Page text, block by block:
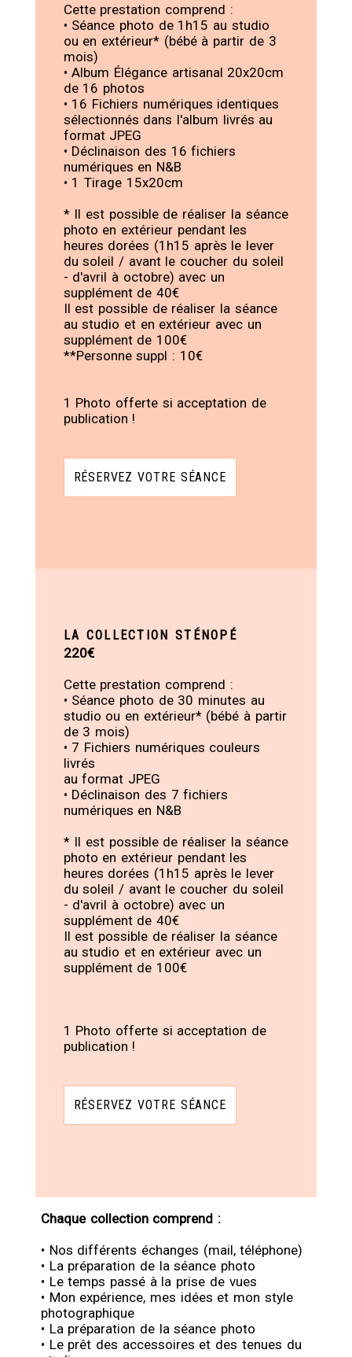
Cette prestation comprend :
• Séance photo de 1h15 au studio
ou en extérieur* (bébé à partir de 3
mois)
• Album Élégance artisanal 20x20cm
de 16 photos
• 16 Fichiers numériques identiques
sélectionnés dans l'album livrés au
format JPEG
• Déclinaison des 16 fichiers
numériques en N&B
• 1 Tirage 15x20cm
* Il est possible de réaliser la séance
photo en extérieur pendant les
heures dorées (1h15 après le lever
du soleil / avant le coucher du soleil
- d'avril à octobre) avec un
supplément de 40€
Il est possible de réaliser la séance
au studio et en extérieur avec un
supplément de 100€
**Personne suppl : 10€
1 Photo offerte si acceptation de
publication !
RÉSERVEZ VOTRE SÉANCE
LA COLLECTION STÉNOPÉ
220€
Cette prestation comprend :
• Séance photo de 30 minutes au
studio ou en extérieur* (bébé à partir
de 3 mois)
• 7 Fichiers numériques couleurs
livrés
au format JPEG
• Déclinaison des 7 fichiers
numériques en N&B
* Il est possible de réaliser la séance
photo en extérieur pendant les
heures dorées (1h15 après le lever
du soleil / avant le coucher du soleil
- d'avril à octobre) avec un
supplément de 40€
Il est possible de réaliser la séance
au studio et en extérieur avec un
supplément de 100€
1 Photo offerte si acceptation de
publication !
RÉSERVEZ VOTRE SÉANCE
Chaque collection comprend :
• Nos différents échanges (mail, téléphone)
• La préparation de la séance photo
• Le temps passé à la prise de vues
• Mon expérience, mes idées et mon style
photographique
• La préparation de la séance photo
• Le prêt des accessoires et des tenues du